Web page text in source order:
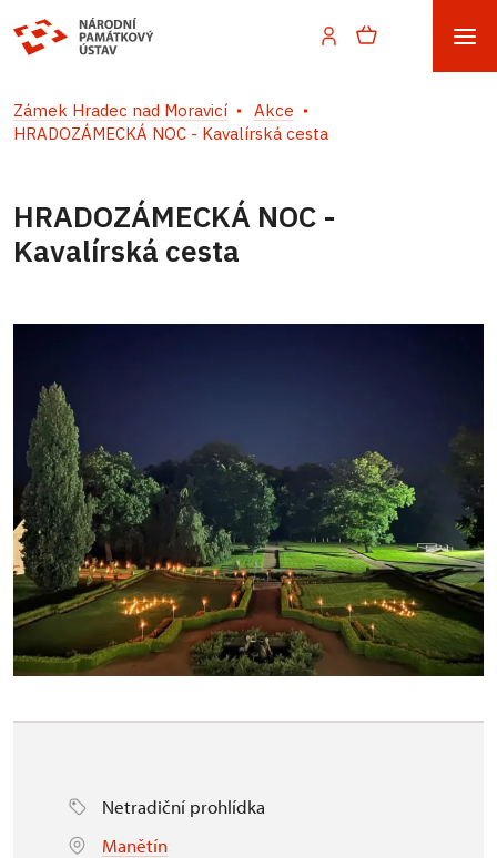
Zámek Hradec nad Moravicí
Akce
HRADOZÁMECKÁ NOC - Kavalírská cesta
HRADOZÁMECKÁ NOC -
Kavalírská cesta
Netradiční prohlídka
Manětín